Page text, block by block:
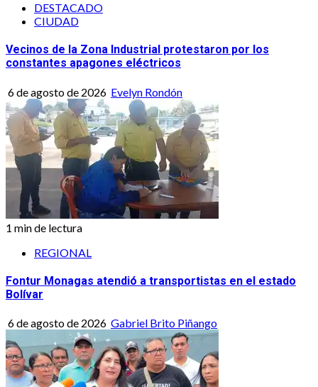
DESTACADO
CIUDAD
Vecinos de la Zona Industrial protestaron por los
constantes apagones eléctricos
6 de agosto de 2026 Evelyn Rondón
1 min de lectura
REGIONAL
Fontur Monagas atendió a transportistas en el estado
Bolívar
6 de agosto de 2026 Gabriel Brito Piñango